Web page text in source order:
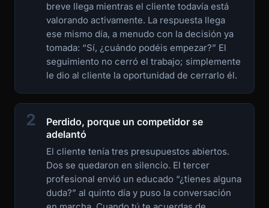
breve llega mientras el cliente todavía está
valorando activamente. La respuesta llega
ese mismo día, a menudo con la decisión ya
tomada: “Sí, ¿cuándo podéis empezar?” El
seguimiento no cerró el trabajo; simplemente
le dio al cliente la oportunidad de cerrarlo él.
2
Perdido, porque un competidor se
adelantó
El cliente tenía tres presupuestos abiertos.
Dos se quedaron en silencio. El tercer
profesional envió un educado “¿tienes alguna
duda?” al quinto día y puso la conversación